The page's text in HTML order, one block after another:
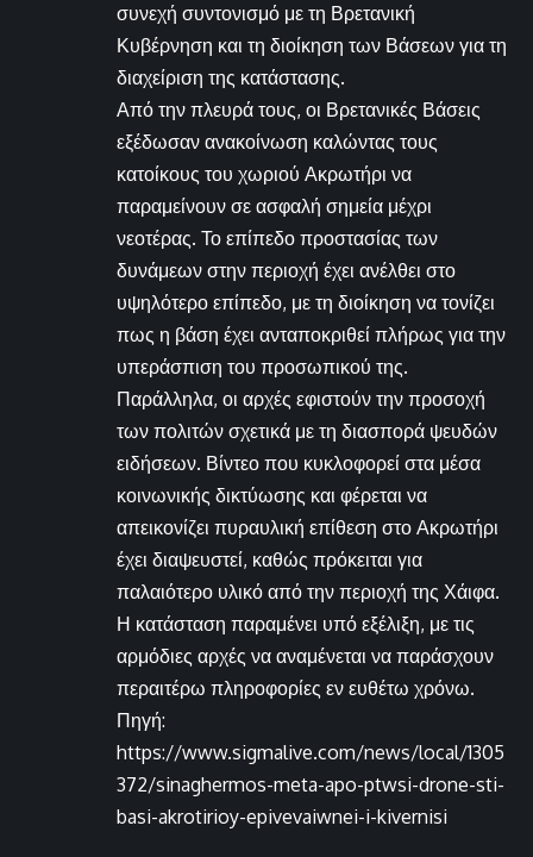
συνεχή συντονισμό με τη Βρετανική
Κυβέρνηση και τη διοίκηση των Βάσεων για τη
διαχείριση της κατάστασης.
Από την πλευρά τους, οι Βρετανικές Βάσεις
εξέδωσαν ανακοίνωση καλώντας τους
κατοίκους του χωριού Ακρωτήρι να
παραμείνουν σε ασφαλή σημεία μέχρι
νεοτέρας. Το επίπεδο προστασίας των
δυνάμεων στην περιοχή έχει ανέλθει στο
υψηλότερο επίπεδο, με τη διοίκηση να τονίζει
πως η βάση έχει ανταποκριθεί πλήρως για την
υπεράσπιση του προσωπικού της.
Παράλληλα, οι αρχές εφιστούν την προσοχή
των πολιτών σχετικά με τη διασπορά ψευδών
ειδήσεων. Βίντεο που κυκλοφορεί στα μέσα
κοινωνικής δικτύωσης και φέρεται να
απεικονίζει πυραυλική επίθεση στο Ακρωτήρι
έχει διαψευστεί, καθώς πρόκειται για
παλαιότερο υλικό από την περιοχή της Χάιφα.
Η κατάσταση παραμένει υπό εξέλιξη, με τις
αρμόδιες αρχές να αναμένεται να παράσχουν
περαιτέρω πληροφορίες εν ευθέτω χρόνω.
Πηγή:
https://www.sigmalive.com/news/local/1305
372/sinaghermos-meta-apo-ptwsi-drone-sti-
basi-akrotirioy-epivevaiwnei-i-kivernisi